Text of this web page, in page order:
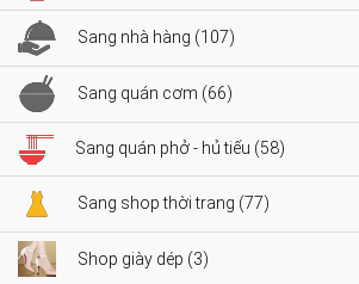
Sang nhà hàng (107)
Sang quán cơm (66)
Sang quán phở - hủ tiếu (58)
Sang shop thời trang (77)
Shop giày dép (3)